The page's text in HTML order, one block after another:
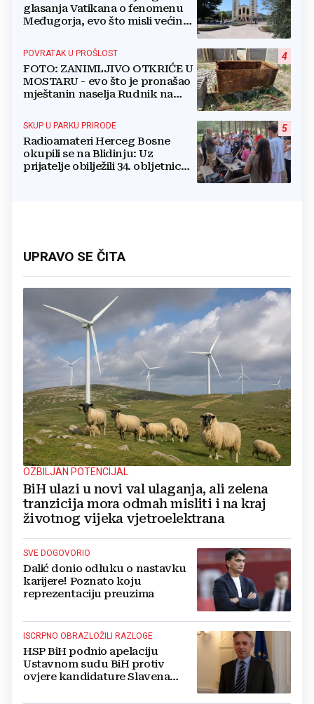
glasanja Vatikana o fenomenu
Međugorja, evo što misli većina
4
POVRATAK U PROŠLOST
FOTO: ZANIMLJIVO OTKRIĆE U
MOSTARU - evo što je pronašao
mještanin naselja Rudnik na
5
SKUP U PARKU PRIRODE
Radioamateri Herceg Bosne
okupili se na Blidinju: Uz
prijatelje obilježili 34. obljetnicu
UPRAVO SE ČITA
OZBILJAN POTENCIJAL
BiH ulazi u novi val ulaganja, ali zelena
tranzicija mora odmah misliti i na kraj
životnog vijeka vjetroelektrana
SVE DOGOVORIO
Dalić donio odluku o nastavku
karijere! Poznato koju
reprezentaciju preuzima
ISCRPNO OBRAZLOŽILI RAZLOGE
HSP BiH podnio apelaciju
Ustavnom sudu BiH protiv
ovjere kandidature Slavena